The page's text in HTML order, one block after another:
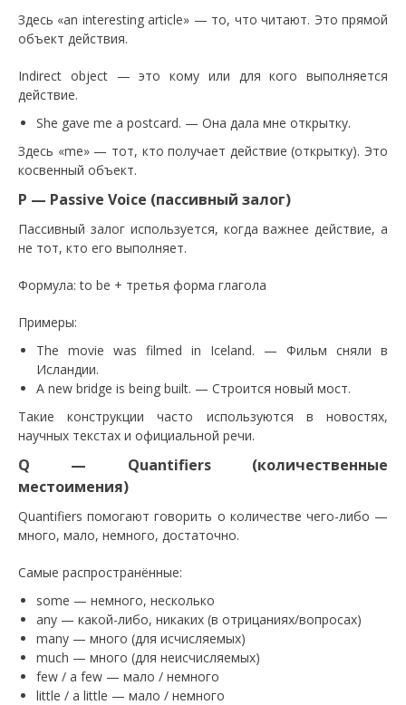
Здесь «an interesting article» — то, что читают. Это прямой
объект действия.
Indirect object — это кому или для кого выполняется
действие.
She gave me a postcard. — Она дала мне открытку.
Здесь «me» — тот, кто получает действие (открытку). Это
косвенный объект.
P — Passive Voice (пассивный залог)
Пассивный залог используется, когда важнее действие, а
не тот, кто его выполняет.
Формула: to be + третья форма глагола
Примеры:
The movie was filmed in Iceland. — Фильм сняли в
Исландии.
A new bridge is being built. — Строится новый мост.
Такие конструкции часто используются в новостях,
научных текстах и официальной речи.
Q — Quantifiers (количественные
местоимения)
Quantifiers помогают говорить о количестве чего-либо —
много, мало, немного, достаточно.
Самые распространённые:
some — немного, несколько
any — какой-либо, никаких (в отрицаниях/вопросах)
many — много (для исчисляемых)
much — много (для неисчисляемых)
few / a few — мало / немного
little / a little — мало / немного